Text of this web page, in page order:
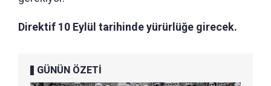
Direktif 10 Eylül tarihinde yürürlüğe girecek.
GÜNÜN ÖZETİ